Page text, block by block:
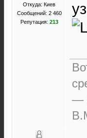
Откуда: Киев
Сообщений: 2 460
Репутация: 213
—